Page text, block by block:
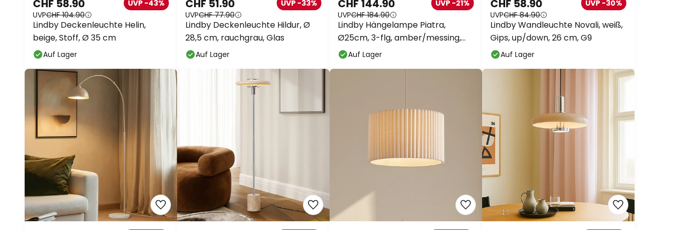
CHF 58.90
UVPCHF 104.90
UVP -43%
Lindby Deckenleuchte Helin,
beige, Stoff, Ø 35 cm
Auf Lager
CHF 51.90
UVPCHF 77.90
UVP -33%
Lindby Deckenleuchte Hildur, Ø
28,5 cm, rauchgrau, Glas
Auf Lager
CHF 144.90
UVPCHF 184.90
UVP -21%
Lindby Hängelampe Piatra,
Ø25cm, 3-flg, amber/messing,
GlasAuf Lager
CHF 58.90
UVPCHF 84.90
UVP -30%
Lindby Wandleuchte Novali, weiß,
Gips, up/down, 26 cm, G9
Auf Lager